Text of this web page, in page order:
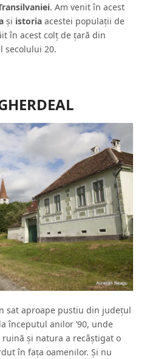
. Am venit în acest
şi istoriaacestei populaţii de
în acest colţ de ţară din
secolului 20.
sat aproape pustiu din judeţul
începutul anilor ’90, unde
şi natura a recâştigat o
în faţa oamenilor. Şi nu